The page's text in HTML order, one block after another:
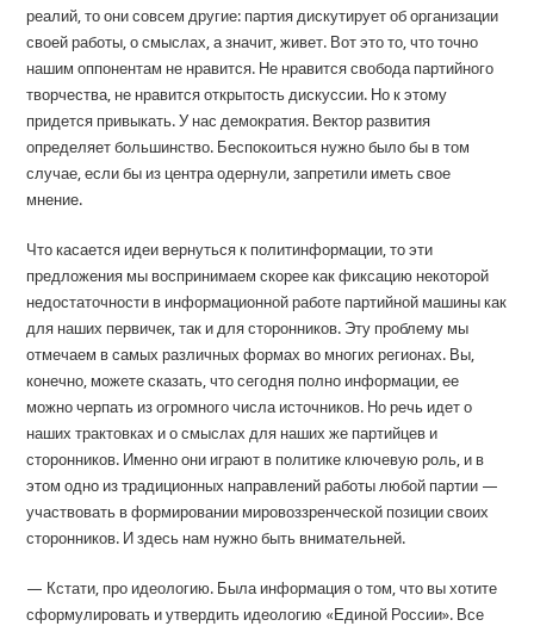
реалий, то они совсем другие: партия дискутирует об организации
своей работы, о смыслах, а значит, живет. Вот это то, что точно
нашим оппонентам не нравится. Не нравится свобода партийного
творчества, не нравится открытость дискуссии. Но к этому
придется привыкать. У нас демократия. Вектор развития
определяет большинство. Беспокоиться нужно было бы в том
случае, если бы из центра одернули, запретили иметь свое
мнение.
Что касается идеи вернуться к политинформации, то эти
предложения мы воспринимаем скорее как фиксацию некоторой
недостаточности в информационной работе партийной машины как
для наших первичек, так и для сторонников. Эту проблему мы
отмечаем в самых различных формах во многих регионах. Вы,
конечно, можете сказать, что сегодня полно информации, ее
можно черпать из огромного числа источников. Но речь идет о
наших трактовках и о смыслах для наших же партийцев и
сторонников. Именно они играют в политике ключевую роль, и в
этом одно из традиционных направлений работы любой партии —
участвовать в формировании мировоззренческой позиции своих
сторонников. И здесь нам нужно быть внимательней.
— Кстати, про идеологию. Была информация о том, что вы хотите
сформулировать и утвердить идеологию «Единой России». Все